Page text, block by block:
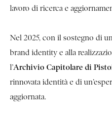
lavoro di ricerca e
Nel 2025, con il sostegno di
brand identity e alla
l’Archivio Capitolare di
rinnovata identità e di
aggiornata.